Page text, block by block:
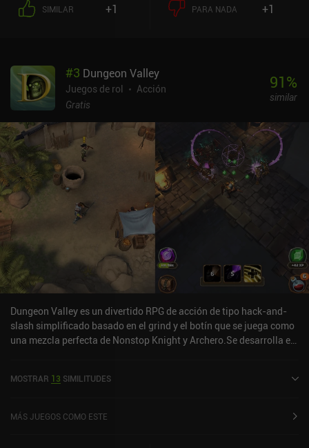
SIMILAR +1 PARA NADA +1
#3 Dungeon Valley
Juegos de rol
Acción
Gratis
91%
similar
Dungeon Valley es un divertido RPG de acción de tipo hack-and-
slash simplificado basado en el grind y el botín que se juega como
una mezcla perfecta de Nonstop Knight y Archero.Se desarrolla en
misiones, tesoros ocultos diarios y tiendas. Cada mazmorra tarda
jefe, y proporciona XP de personaje, botín equipable y
MOSTRAR 13 SIMILITUDES
MÁS JUEGOS COMO ESTE